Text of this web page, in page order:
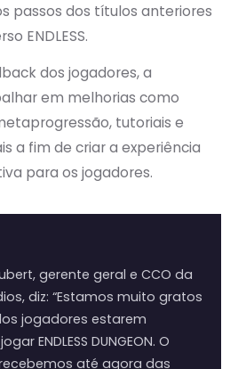
passos dos títulos anteriores
ENDLESS.
dos jogadores, a
em melhorias como
tutoriais e
a fim de criar a experiência
para os jogadores.
gerente geral e CCO da
diz: “Estamos muito gratos
jogadores estarem
ENDLESS DUNGEON. O
até agora das